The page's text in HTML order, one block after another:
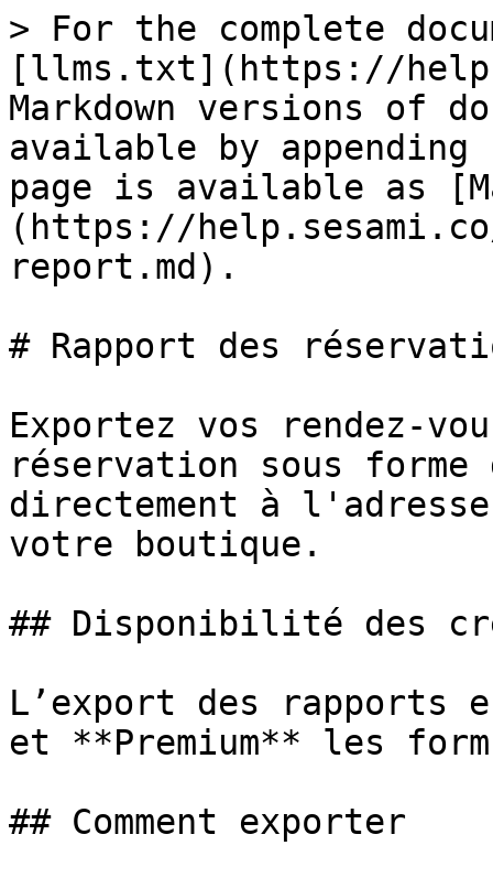
> For the complete
[llms.txt](https://
Markdown versions of
available by
page is available as
(https://
report.md).
# Rapport des
Exportez vos rendez-
réservation sous forme
directement à
votre boutique.
## Disponibilité des
L’export des rapports
et **Premium** les
## Comment exporter